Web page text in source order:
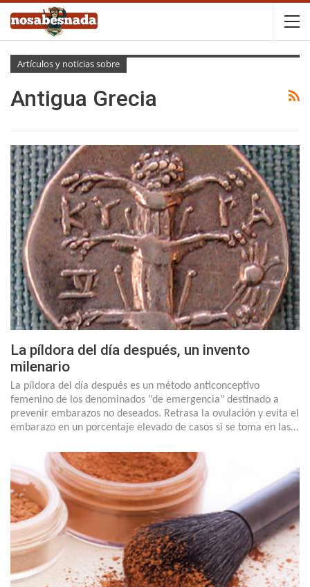
Artículos y noticias sobre
Antigua Grecia
La píldora del día después, un invento
milenario
La píldora del día después es un método anticonceptivo
femenino de los denominados "de emergencia" destinado a
prevenir embarazos no deseados. Retrasa la ovulación y evita el
embarazo en un porcentaje elevado de casos si se toma en las…